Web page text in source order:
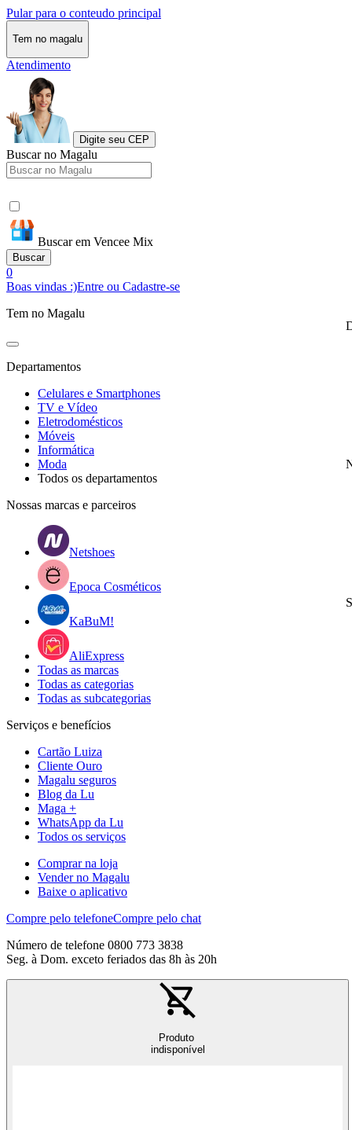
Pular para o conteudo principal
Tem no magalu
Atendimento
Digite seu CEP
Buscar no Magalu
Buscar em Vencee Mix
Buscar
0
Boas vindas :)Entre ou Cadastre-se
Tem no Magalu
Departamentos
Celulares e Smartphones
TV e Vídeo
Eletrodomésticos
Móveis
Informática
Moda
Todos os departamentos
Nossas marcas e parceiros
Netshoes
Epoca Cosméticos
KaBuM!
AliExpress
Todas as marcas
Todas as categorias
Todas as subcategorias
Serviços e benefícios
Cartão Luiza
Cliente Ouro
Magalu seguros
Blog da Lu
Maga +
WhatsApp da Lu
Todos os serviços
Comprar na loja
Vender no Magalu
Baixe o aplicativo
Compre pelo telefoneCompre pelo chat
Número de telefone 0800 773 3838
Seg. à Dom. exceto feriados das 8h às 20h
Produto
indisponível